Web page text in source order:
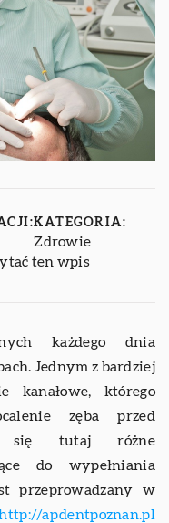
KATEGORIA:
Zdrowie
ten wpis
każdego dnia
Jednym z bardziej
kanałowe, którego
zęba przed
się tutaj różne
do wypełniania
przeprowadzany w
apdentpoznan.pl